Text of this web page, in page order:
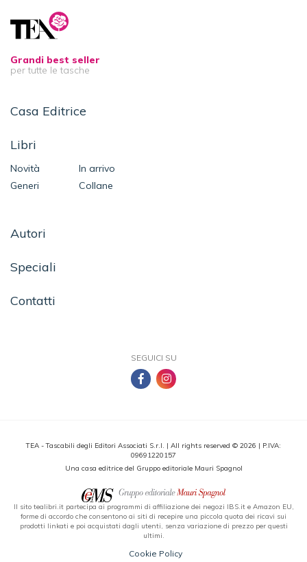
Grandi best seller
per tutte le tasche
Casa Editrice
Libri
Novità
In arrivo
Generi
Collane
Autori
Speciali
Contatti
SEGUICI SU
TEA - Tascabili degli Editori Associati S.r.l. | All rights reserved © 2026 | P.IVA:
09691220157
Una casa editrice del Gruppo editoriale Mauri Spagnol
Il sito tealibri.it partecipa ai programmi di affiliazione dei negozi IBS.it e Amazon EU,
forme di accordo che consentono ai siti di recepire una piccola quota dei ricavi sui
prodotti linkati e poi acquistati dagli utenti, senza variazione di prezzo per questi
ultimi.
Cookie Policy